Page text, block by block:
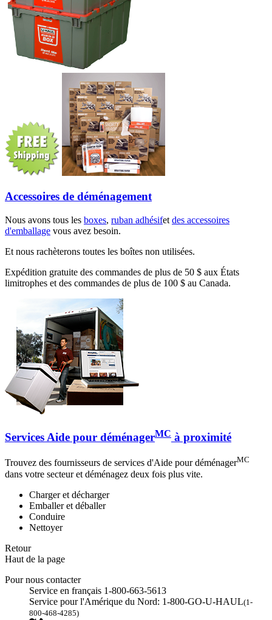
Accessoires de déménagement
Nous avons tous les boxes, ruban adhésifet des accessoires
d'emballage vous avez besoin.
Et nous rachèterons toutes les boîtes non utilisées.
Expédition gratuite des commandes de plus de 50 $ aux États
limitrophes et des commandes de plus de 100 $ au Canada.
Services Aide pour déménagerMC à proximité
Trouvez des fournisseurs de services d'Aide pour déménagerMC
dans votre secteur et déménagez deux fois plus vite.
Charger et décharger
Emballer et déballer
Conduire
Nettoyer
Retour
Haut de la page
Pour nous contacter
Service en français 1-800-663-5613
Service pour l'Amérique du Nord: 1-800-GO-U-HAUL(1-
800-468-4285)